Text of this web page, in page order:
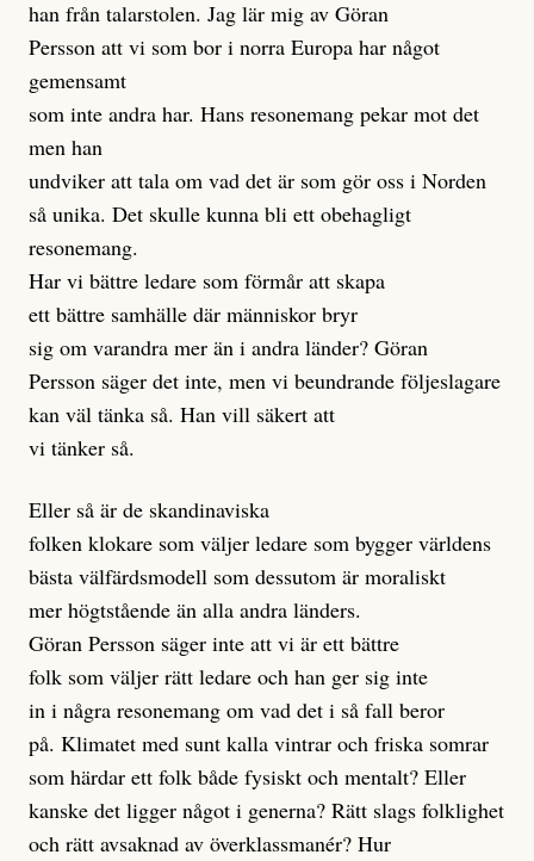
han från talarstolen. Jag lär mig av Göran
Persson att vi som bor i norra Europa har något
gemensamt
som inte andra har. Hans resonemang pekar mot det
men han
undviker att tala om vad det är som gör oss i Norden
så unika. Det skulle kunna bli ett obehagligt
resonemang.
Har vi bättre ledare som förmår att skapa
ett bättre samhälle där människor bryr
sig om varandra mer än i andra länder? Göran
Persson säger det inte, men vi beundrande följeslagare
kan väl tänka så. Han vill säkert att
vi tänker så.
Eller så är de skandinaviska
folken klokare som väljer ledare som bygger världens
bästa välfärdsmodell som dessutom är moraliskt
mer högtstående än alla andra länders.
Göran Persson säger inte att vi är ett bättre
folk som väljer rätt ledare och han ger sig inte
in i några resonemang om vad det i så fall beror
på. Klimatet med sunt kalla vintrar och friska somrar
som härdar ett folk både fysiskt och mentalt? Eller
kanske det ligger något i generna? Rätt slags folklighet
och rätt avsaknad av överklassmanér? Hur